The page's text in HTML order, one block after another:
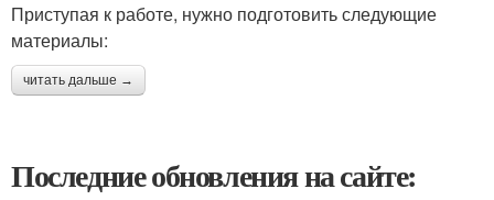
Приступая к работе, нужно подготовить следующие
материалы:
читать дальше →
Последние обновления на сайте: